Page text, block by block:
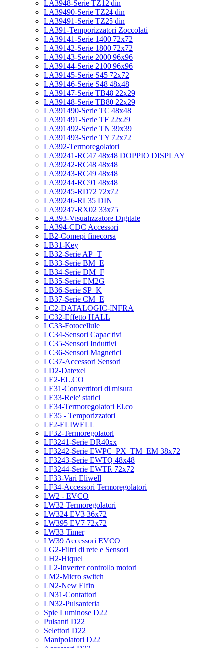
LA3948-Serie TZ12 din
LA39490-Serie TZ24 din
LA39491-Serie TZ25 din
LA391-Temporizzatori Zoccolati
LA39141-Serie 1400 72x72
LA39142-Serie 1800 72x72
LA39143-Serie 2000 96x96
LA39144-Serie 2100 96x96
LA39145-Serie S45 72x72
LA39146-Serie S48 48x48
LA39147-Serie TB48 22x29
LA39148-Serie TB80 22x29
LA391490-Serie TC 48x48
LA391491-Serie TF 22x29
LA391492-Serie TN 39x39
LA391493-Serie TY 72x72
LA392-Termoregolatori
LA39241-RC47 48x48 DOPPIO DISPLAY
LA39242-RC48 48x48
LA39243-RC49 48x48
LA39244-RC91 48x48
LA39245-RD72 72x72
LA39246-RL35 DIN
LA39247-RX02 33x75
LA393-Visualizzatore Digitale
LA394-CDC Accessori
LB2-Comepi finecorsa
LB31-Key
LB32-Serie AP_T
LB33-Serie BM_E
LB34-Serie DM_F
LB35-Serie EM2G
LB36-Serie SP_K
LB37-Serie CM_E
LC2-DATALOGIC-INFRA
LC32-Effetto HALL
LC33-Fotocellule
LC34-Sensori Capacitivi
LC35-Sensori Induttivi
LC36-Sensori Magnetici
LC37-Accessori Sensori
LD2-Datexel
LE2-EL.CO
LE31-Convertitori di misura
LE33-Rele' statici
LE34-Termoregolatori El.co
LE35 - Temporizzatori
LF2-ELIWELL
LF32-Termoregolatori
LF3241-Serie DR40xx
LF3242-Serie EWPC_PX_TM_EM 38x72
LF3243-Serie EWTQ 48x48
LF3244-Serie EWTR 72x72
LF33-Vari Eliwell
LF34-Accessori Termoregolatori
LW2 - EVCO
LW32 Termoregolatori
LW324 EV3 36x72
LW395 EV7 72x72
LW33 Timer
LW39 Accessori EVCO
LG2-Filtri di rete e Sensori
LH2-Hiquel
LL2-Inverter controllo motori
LM2-Micro switch
LN2-New Elfin
LN31-Contattori
LN32-Pulsanteria
Spie Luminose D22
Pulsanti D22
Selettori D22
Manipolatori D22